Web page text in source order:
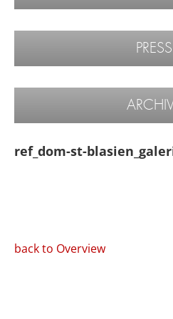
PRESS
ref_dom-st-
back to Overview